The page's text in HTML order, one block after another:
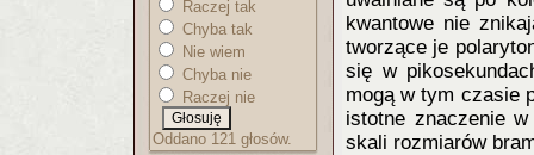
Raczej tak
Chyba tak
Nie wiem
Chyba nie
Raczej nie
Oddano 121 głosów.
kwantowe nie
tworzące je
się w
mogą w tym czasie
istotne znaczenie
skali rozmiarów